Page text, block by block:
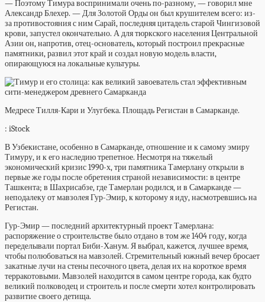
— Поэтому Тимура воспринимали очень по-разному, — говорил мне
Александр Блехер. — Для Золотой Орды он был крушителем всего: из-
за противостояния с ним Сарай, последняя цитадель старой Чингизовой
крови, запустел окончательно. А для тюркского населения Центральной
Азии он, напротив, отец-основатель, который построил прекрасные
памятники, развил этот край и создал новую модель власти,
опирающуюся на локальные культуры.
Медресе Тилля-Кари и Улугбека. Площадь Регистан в Самарканде.
: iStock
В Узбекистане, особенно в Самарканде, отношение и к самому эмиру
Тимуру, и к его наследию трепетное. Несмотря на тяжелый
экономический кризис 1990-х, три памятника Тамерлану открыли в
первые же годы после обретения страной независимости: в центре
Ташкента; в Шахрисабзе, где Тамерлан родился, и в Самарканде —
неподалеку от мавзолея Гур-Эмир, к которому я иду, насмотревшись на
Регистан.
Гур-Эмир — последний архитектурный проект Тамерлана:
распоряжение о строительстве было отдано в том же 1404 году, когда
переделывали портал Биби-Ханум. Я выбрал, кажется, лучшее время,
чтобы полюбоваться на мавзолей. Стремительный южный вечер бросает
закатные лучи на стены песочного цвета, делая их на короткое время
терракотовыми. Мавзолей находится в самом центре города, как будто
великий полководец и строитель и после смерти хотел контролировать
развитие своего детища.